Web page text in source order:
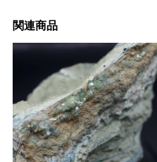
関連商品